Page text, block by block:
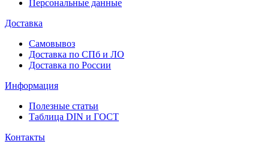
Персональные данные
Доставка
Самовывоз
Доставка по СПб и ЛО
Доставка по России
Информация
Полезные статьи
Таблица DIN и ГОСТ
Контакты